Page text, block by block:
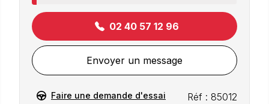
02 40 57 12 96
Envoyer un message
Faire une demande d'essai Réf : 85012